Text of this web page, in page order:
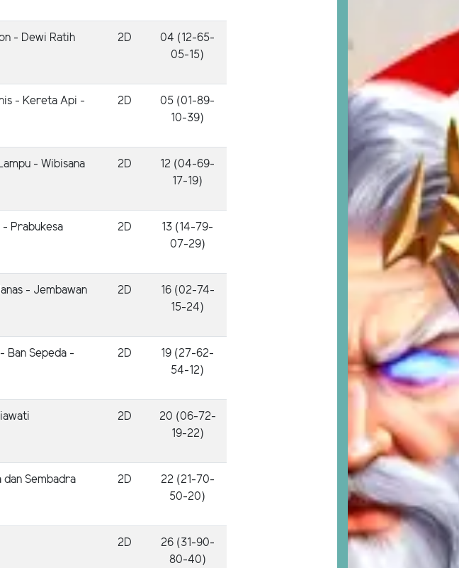
- Dewi Ratih 2D
04 (12-65-
05-15)
- Kereta Api -
2D
05 (01-89-
10-39)
- Wibisana 2D
12 (04-69-
17-19)
Prabukesa 2D
13 (14-79-
07-29)
- Jembawan 2D
16 (02-74-
15-24)
Ban Sepeda -
2D
19 (27-62-
54-12)
2D
20 (06-72-
19-22)
Sembadra 2D
22 (21-70-
50-20)
2D
26 (31-90-
80-40)